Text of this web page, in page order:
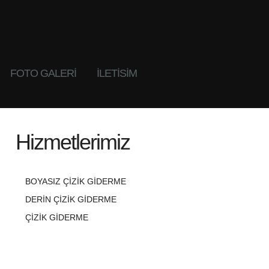
FOTO GALERI İLETİSİM
Hizmetlerimiz
BOYASIZ ÇIZIK GIDERME
DERIN ÇIZIK GIDERME
ÇIZIK GIDERME